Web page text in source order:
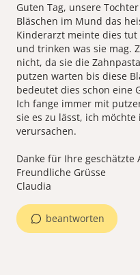
Guten Tag, unsere
Bläschen im Mund das
Kinderarzt meinte dies
und trinken was sie mag.
nicht, da sie die
putzen warten bis diese
bedeutet dies schon eine
Ich fange immer mit
sie es zu lässt, ich
verursachen.
Danke für Ihre geschätzte
Freundliche Grüsse
Claudia
beantworten